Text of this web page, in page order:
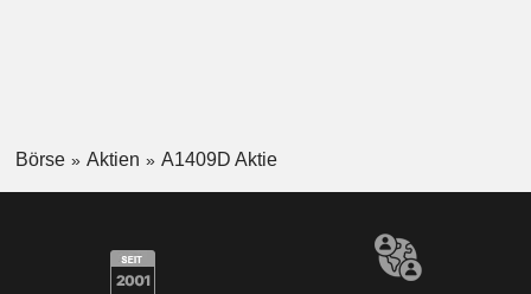
Börse Aktien A1409D Aktie